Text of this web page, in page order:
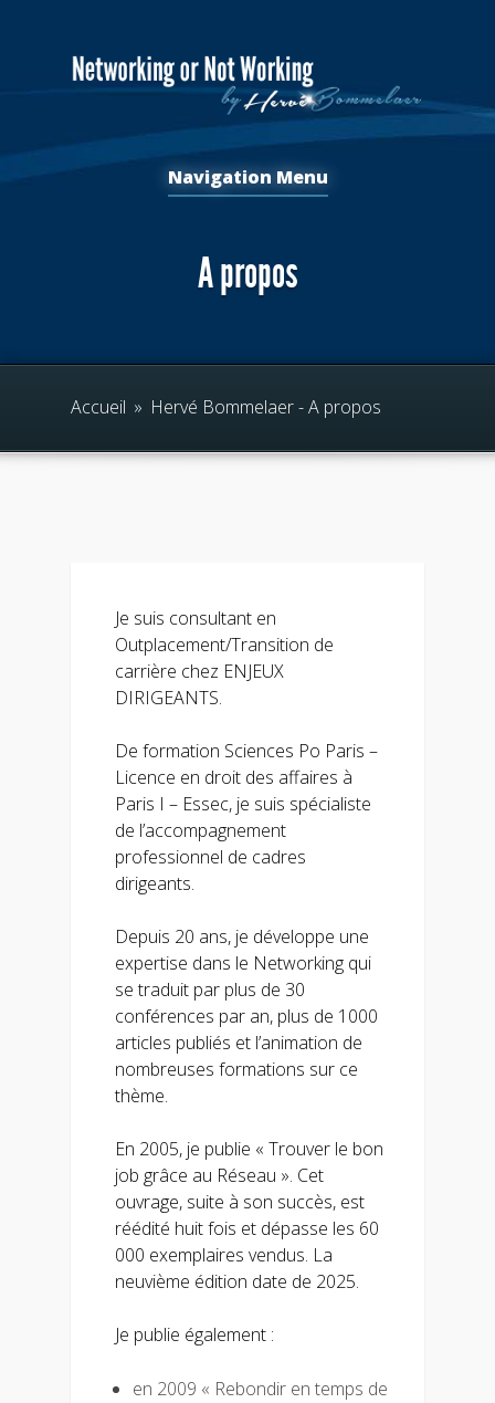
Navigation Menu
A propos
Accueil » Hervé Bommelaer - A propos
Je suis consultant en
Outplacement/Transition de
carrière chez ENJEUX
DIRIGEANTS.
De formation Sciences Po Paris –
Licence en droit des affaires à
Paris I – Essec, je suis spécialiste
de l’accompagnement
professionnel de cadres
dirigeants.
Depuis 20 ans, je développe une
expertise dans le Networking qui
se traduit par plus de 30
conférences par an, plus de 1000
articles publiés et l’animation de
nombreuses formations sur ce
thème.
En 2005, je publie « Trouver le bon
job grâce au Réseau ». Cet
ouvrage, suite à son succès, est
réédité huit fois et dépasse les 60
000 exemplaires vendus. La
neuvième édition date de 2025.
Je publie également :
en 2009 « Rebondir en temps de